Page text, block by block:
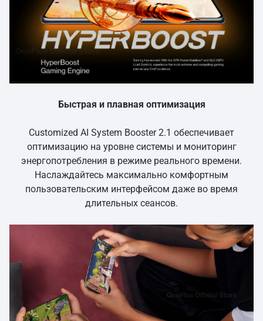
Быстрая и плавная оптимизация
Customized AI System Booster 2.1 обеспечивает
оптимизацию на уровне системы и мониторинг
энергопотребления в режиме реального времени.
Наслаждайтесь максимально комфортным
пользовательским интерфейсом даже во время
длительных сеансов.